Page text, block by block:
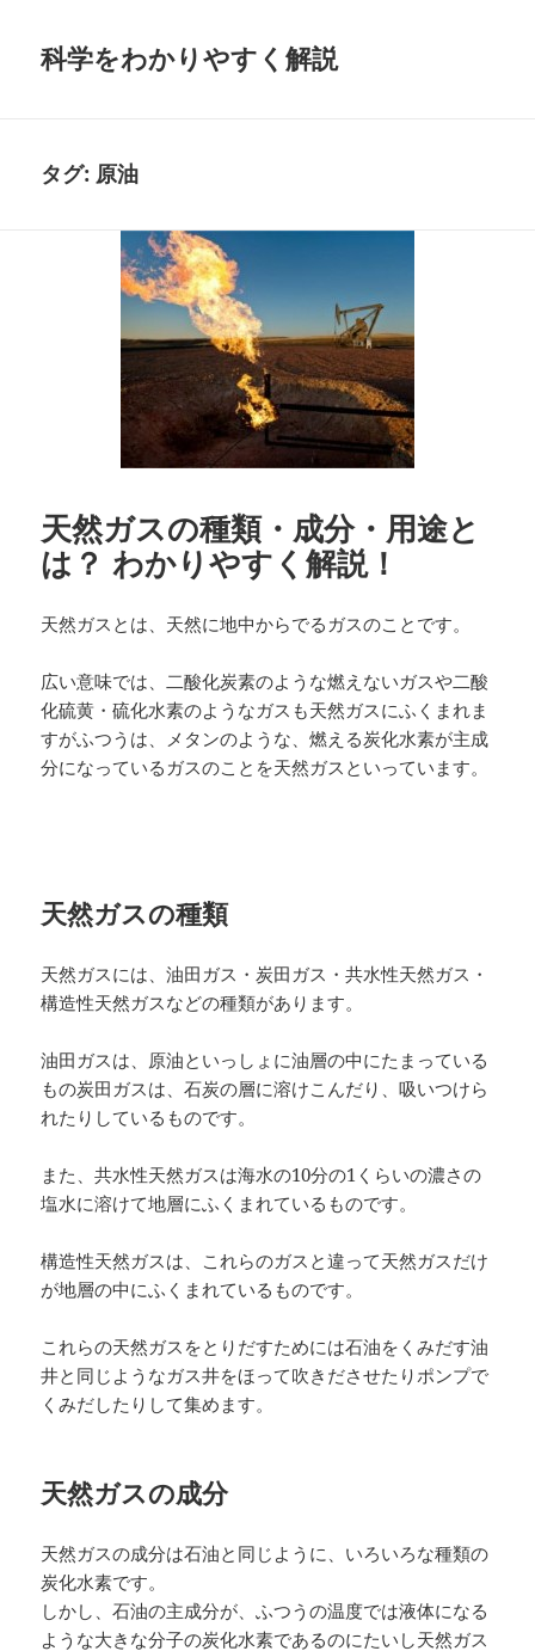
科学をわかりやすく解説
タグ: 原油
天然ガスの種類・成分・用途と
は？ わかりやすく解説！
天然ガスとは、天然に地中からでるガスのことです。
広い意味では、二酸化炭素のような燃えないガスや二酸
化硫黄・硫化水素のようなガスも天然ガスにふくまれま
すがふつうは、メタンのような、燃える炭化水素が主成
分になっているガスのことを天然ガスといっています。
天然ガスの種類
天然ガスには、油田ガス・炭田ガス・共水性天然ガス・
構造性天然ガスなどの種類があります。
油田ガスは、原油といっしょに油層の中にたまっている
もの炭田ガスは、石炭の層に溶けこんだり、吸いつけら
れたりしているものです。
また、共水性天然ガスは海水の10分の1くらいの濃さの
塩水に溶けて地層にふくまれているものです。
構造性天然ガスは、これらのガスと違って天然ガスだけ
が地層の中にふくまれているものです。
これらの天然ガスをとりだすためには石油をくみだす油
井と同じようなガス井をほって吹きださせたりポンプで
くみだしたりして集めます。
天然ガスの成分
天然ガスの成分は石油と同じように、いろいろな種類の
炭化水素です。
しかし、石油の主成分が、ふつうの温度では液体になる
ような大きな分子の炭化水素であるのにたいし天然ガス